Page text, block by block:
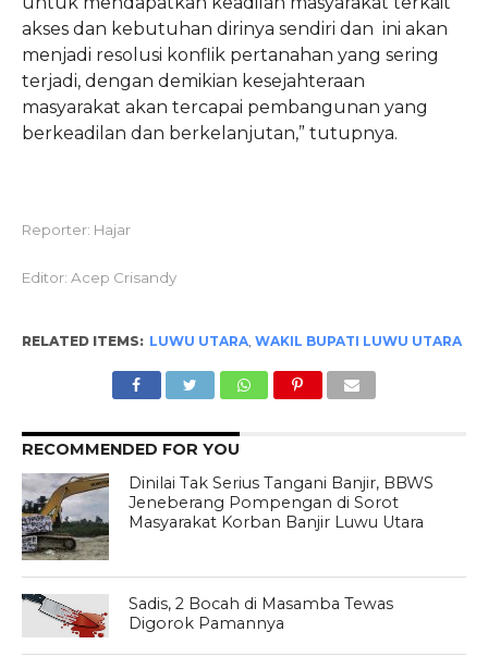
akses dan kebutuhan dirinya sendiri dan ini akan
menjadi resolusi konflik pertanahan yang sering
terjadi, dengan demikian kesejahteraan
masyarakat akan tercapai pembangunan yang
berkeadilan dan berkelanjutan,” tutupnya.
Reporter: Hajar
Editor: Acep Crisandy
RELATED ITEMS: LUWU UTARA, WAKIL BUPATI LUWU UTARA
RECOMMENDED FOR YOU
Dinilai Tak Serius Tangani Banjir, BBWS
Jeneberang Pompengan di Sorot
Masyarakat Korban Banjir Luwu Utara
Sadis, 2 Bocah di Masamba Tewas
Digorok Pamannya